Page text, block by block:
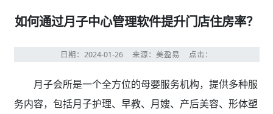
如何通过月子中心管理软件提升门店住房率？
日期：2024-01-26 来源：美盈易 点击：
月子会所是一个全方位的母婴服务机构，提供多种服
务内容，包括月子护理、早教、月嫂、产后美容、形体塑